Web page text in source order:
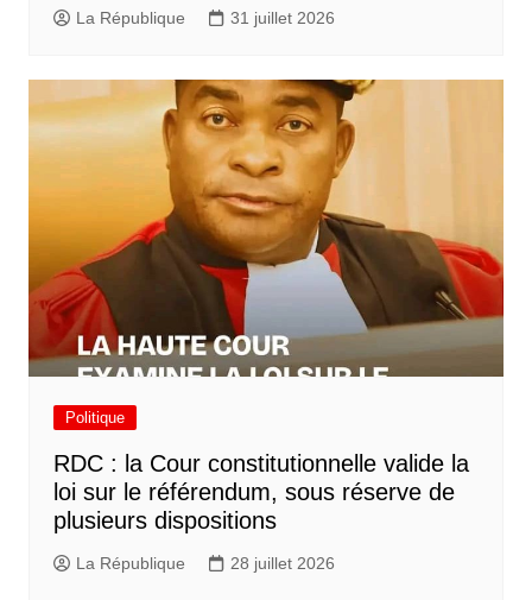
La République 31 juillet 2026
Politique
RDC : la Cour constitutionnelle valide la
loi sur le référendum, sous réserve de
plusieurs dispositions
La République 28 juillet 2026